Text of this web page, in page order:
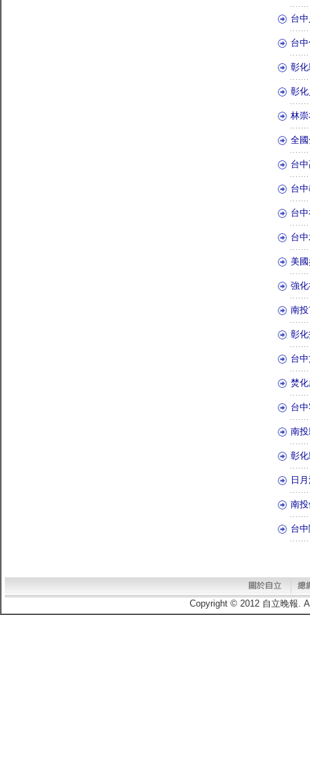
台
台
彰
彰
林
全
台
台
台
台
美
強
南
彰
台
焚
台
南
彰
日
南
台
Copyright © 2012 自立晚報.